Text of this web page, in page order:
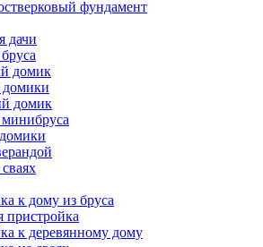
фундамент
дачи
домик
домик
к дому из бруса
пристройка
к деревянному дому